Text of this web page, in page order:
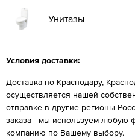
Унитазы
Условия доставки:
Доставка по Краснодару,
осуществляется нашей
отправке в другие регионы
заказа - мы используем любую
компанию по Вашему выбору.